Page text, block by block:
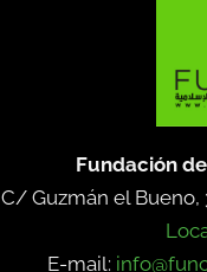
Fundación
C/ Guzmán el Bueno,
E-mail: